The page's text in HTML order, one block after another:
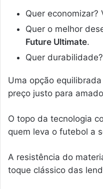
Quer economizar?
Quer o melhor
Future Ultimate.
Quer
Uma opção
preço justo para
O topo da tecnologia
quem leva o futebol a
A resistência do
toque clássico das